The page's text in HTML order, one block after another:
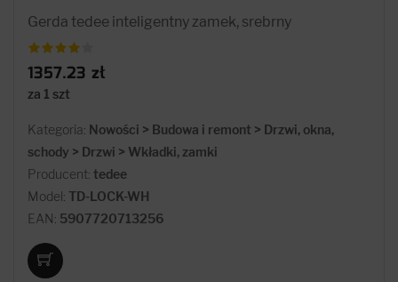
Gerda tedee inteligentny zamek, srebrny
1357.23 zł
za 1 szt
Kategoria: Nowości > Budowa i remont > Drzwi, okna,
schody > Drzwi > Wkładki, zamki
Producent: tedee
Model: TD-LOCK-WH
EAN: 5907720713256